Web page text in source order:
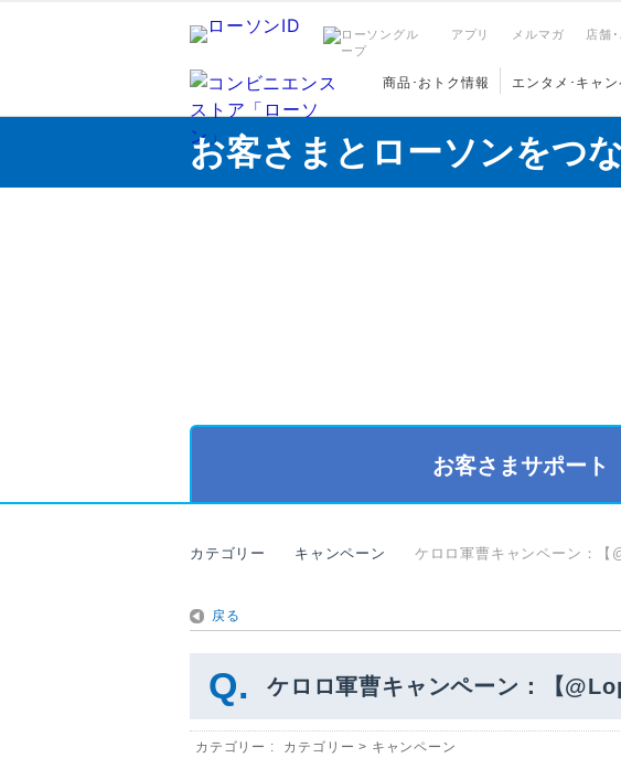
アプリ メルマガ 店舗
商品･おトク情報 エンタメ･キャン
お客さまとローソンをつ
お客さまサポート
カテゴリー キャンペーン ケロロ軍曹キャンペーン：【
戻る
ケロロ軍曹キャンペーン：【
カテゴリー : カテゴリー > キャンペーン